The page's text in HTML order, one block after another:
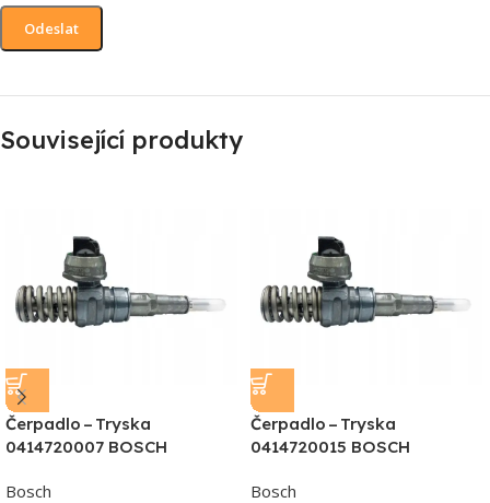
Související produkty
Čerpadlo – Tryska
0414720007 BOSCH
Bosch
Čerpadlo – Tryska
0414720015 BOSCH
Bosch